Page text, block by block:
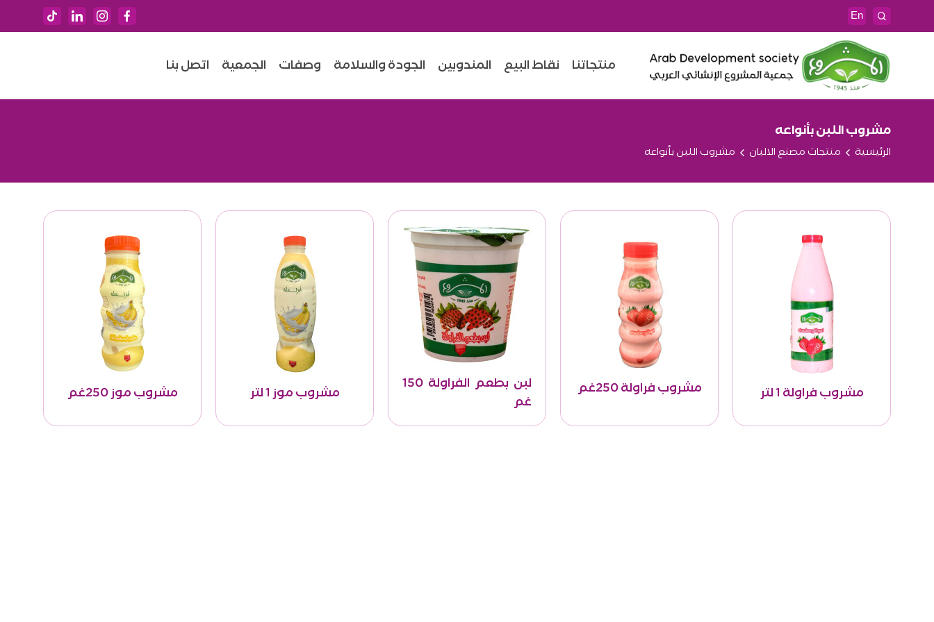
En
منتجاتنا نقاط البيع المندوبين الجودة والسلامة وصفات الجمعية اتصل بنا
مشروب اللبن بأنواعه
الرئيسية منتجات مصنع الالبان مشروب اللبن بأنواعه
مشروب فراولة 1 لتر مشروب فراولة 250غم
لبن بطعم الفراولة 150
غم
مشروب موز 1 لتر مشروب موز 250غم